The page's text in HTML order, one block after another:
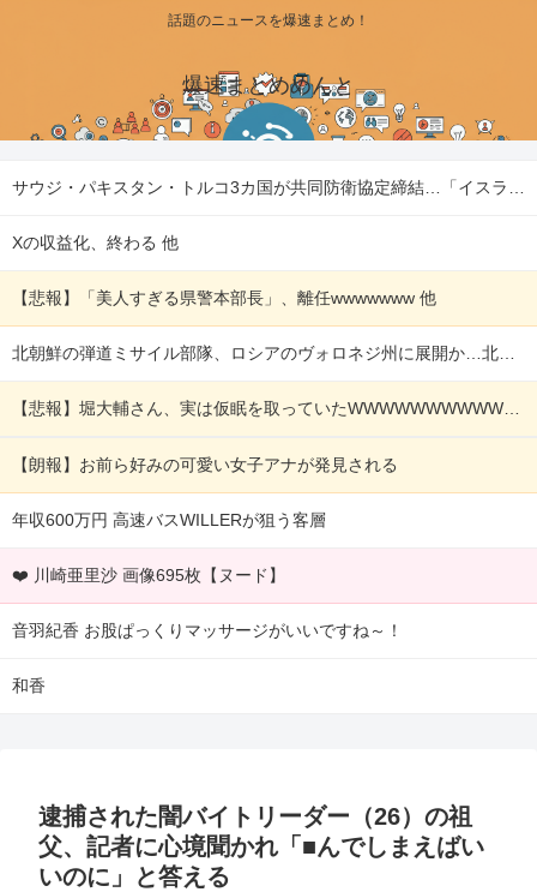
話題のニュースを爆速まとめ！
爆速まとめめんと
サウジ・パキスタン・トルコ3カ国が共同防衛協定締結…「イスラム版NATO」指摘も！ 他
Xの収益化、終わる 他
【悲報】「美人すぎる県警本部長」、離任wwwwwww 他
北朝鮮の弾道ミサイル部隊、ロシアのヴォロネジ州に展開か…北朝鮮は本質的にウクライナと戦争状態に！ 他
【悲報】堀大輔さん、実は仮眠を取っていたWWWWWWWWWWWWWWWWWWWWWWWWWWWWWWWWWWWWWWWWWW 他
【朗報】お前ら好みの可愛い女子アナが発見される
年収600万円 高速バスWILLERが狙う客層
❤️ 川崎亜里沙 画像695枚【ヌード】
音羽紀香 お股ぱっくりマッサージがいいですね～！
和香
逮捕された闇バイトリーダー（26）の祖
父、記者に心境聞かれ「■んでしまえばい
いのに」と答える